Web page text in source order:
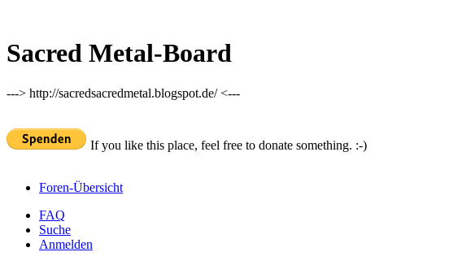
Sacred Metal-Board
---> http://sacredsacredmetal.blogspot.de/ <---
If you like this place, feel free to donate something. :-)
Foren-Übersicht
FAQ
Suche
Anmelden